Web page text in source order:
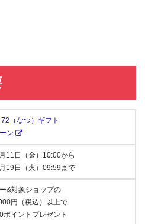
（なつ）ギフト
ン
11日（金）10:00から
19日（火）09:59まで
&対象ショップの
円（税込）以上で
ポイントプレゼント